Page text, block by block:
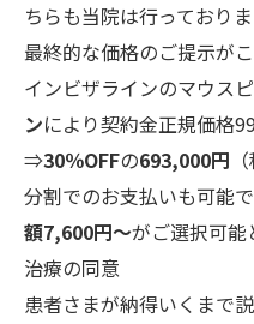
ちらも当院は行っておりま
最終的な価格のご提示が
インビザラインのマウス
ンにより契約金正規価格
⇒30％OFFの693,000円
分割でのお支払いも可能
額7,600円～がご選択可能
治療の同意
患者さまが納得いくまで